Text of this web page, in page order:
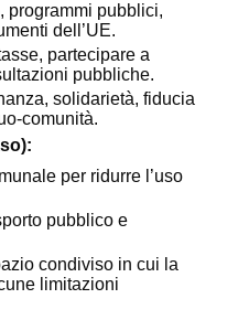
programmi pubblici,
dell’UE.
partecipare a
pubbliche.
solidarietà, fiducia
comunità.
per ridurre l’uso
pubblico e
condiviso in cui la
limitazioni